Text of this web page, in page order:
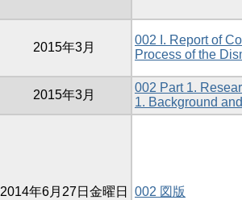
2015年3月
002 I. Report of
Process of the
2015年3月
002 Part 1.
1. Background
2014年6月27日金曜日 002 図版